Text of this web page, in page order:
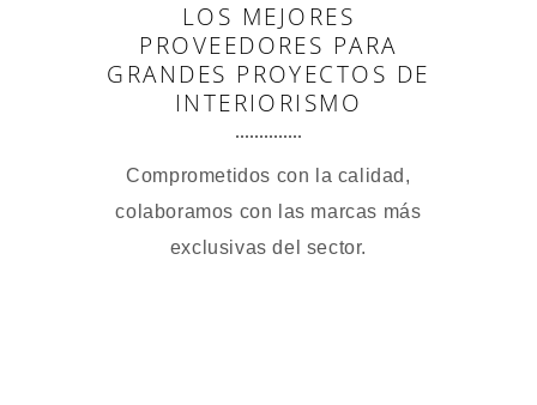
LOS MEJORES
PROVEEDORES PARA
GRANDES PROYECTOS DE
INTERIORISMO
Comprometidos con la calidad,
colaboramos con las marcas más
exclusivas del sector.